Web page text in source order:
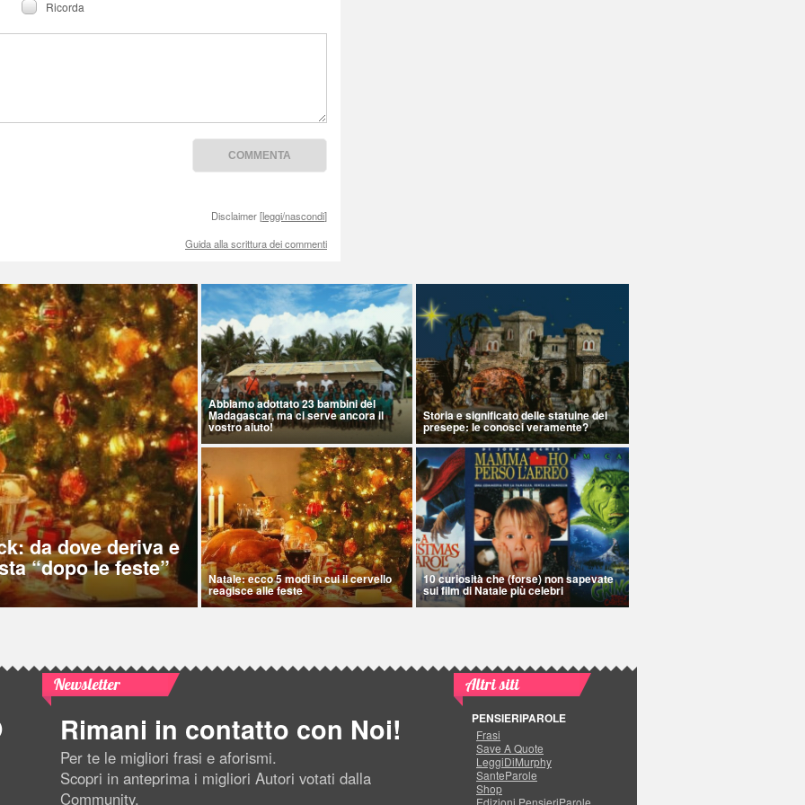
Ricorda
Disclaimer [leggi/nascondi]
Guida alla scrittura dei commenti
da dove deriva e
“dopo le feste”
Abbiamo adottato 23 bambini del
Madagascar, ma ci serve ancora il
vostro aiuto!
Storia e significato delle statuine del
presepe: le conosci veramente?
Natale: ecco 5 modi in cui il cervello
reagisce alle feste
10 curiosità che (forse) non sapevate
sui film di Natale più celebri
Newsletter
Rimani in contatto con Noi!
Per te le migliori frasi e aforismi.
Scopri in anteprima i migliori Autori votati dalla
Community.
Altri siti
PENSIERIPAROLE
Frasi
Save A Quote
LeggiDiMurphy
SanteParole
Shop
Edizioni PensieriParole